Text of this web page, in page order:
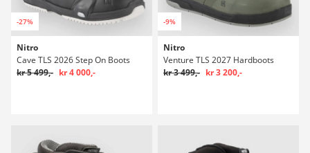
-27%
Nitro
Cave TLS 2026 Step On Boots
kr 5 499,- kr 4 000,-
-9%
Nitro
Venture TLS 2027 Hardboots
kr 3 499,- kr 3 200,-